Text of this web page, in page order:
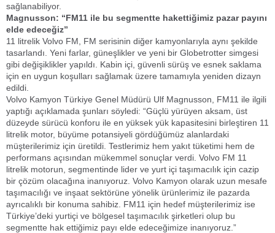
sağlanabiliyor.
Magnusson: “FM11 ile bu segmentte hakettiğimiz pazar payını
elde edeceğiz”
11 litrelik Volvo FM, FM serisinin diğer kamyonlarıyla aynı şekilde
tasarlandı. Yeni farlar, güneşlikler ve yeni bir Globetrotter simgesi
gibi değişiklikler yapıldı. Kabin içi, güvenli sürüş ve esnek saklama
için en uygun koşulları sağlamak üzere tamamıyla yeniden dizayn
edildi.
Volvo Kamyon Türkiye Genel Müdürü Ulf Magnusson, FM11 ile ilgili
yaptığı açıklamada şunları söyledi: “Güçlü yürüyen aksam, üst
düzeyde sürücü konforu ile en yüksek yük kapasitesini birleştiren 11
litrelik motor, büyüme potansiyeli gördüğümüz alanlardaki
müşterilerimiz için üretildi. Testlerimiz hem yakıt tüketimi hem de
performans açısından mükemmel sonuçlar verdi. Volvo FM 11
litrelik motorun, segmentinde lider ve yurt içi taşımacılık için cazip
bir çözüm olacağına inanıyoruz. Volvo Kamyon olarak uzun mesafe
taşımacılığı ve inşaat sektörüne yönelik ürünlerimiz ile pazarda
ayrıcalıklı bir konuma sahibiz. FM11 için hedef müşterilerimiz ise
Türkiye’deki yurtiçi ve bölgesel taşımacılık şirketleri olup bu
segmentte hak ettiğimiz payı elde edeceğimize inanıyoruz.”